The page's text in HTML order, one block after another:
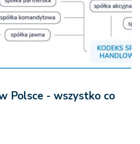
Polsce - wszystko co